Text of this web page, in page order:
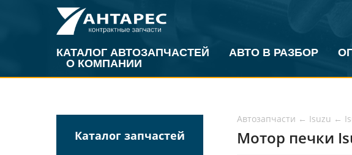
КАТАЛОГ АВТОЗАПЧАСТЕЙ АВТО В РАЗБОР
О КОМПАНИИ
Каталог запчастей
Автозапчасти ← Isuzu ←
Мотор печки